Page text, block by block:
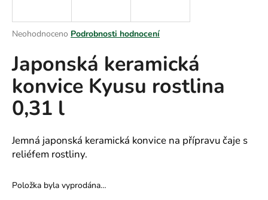
Průměrné
produktu
je
0,0
z
5
hvězdiček.
Neohodnoceno Podrobnosti hodnocení
Japonská keramická
konvice Kyusu rostlina
0,31 l
Jemná japonská keramická konvice na přípravu čaje s
reliéfem rostliny.
Položka byla vyprodána…
j
t
?
HLEDAT
D